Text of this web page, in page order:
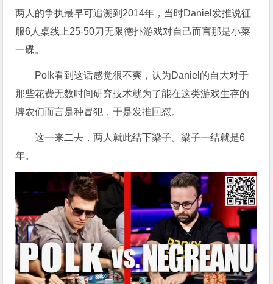
两人的争执最早可追溯到2014年，当时Daniel发推说征
服6人桌线上25-50刀无限德扑游戏对自己而言那是小菜
一碟。
Polk看到这话感觉很不爽，认为Daniel的自大对于
那些花费无数时间研究技术就为了能在这类游戏生存的
牌农们而言是种冒犯，于是发推回怼。
这一来二去，两人就此结下梁子。梁子一结就是6
年。